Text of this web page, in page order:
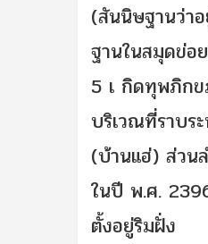
(สันนิษฐานว่า
ฐานในสมุดข่อ
5 เ กิดทุพภิกข
บริเวณที่ราบร
(บ้านแฮ่) ส่วน
ในปี พ.ศ.
ตั้งอยู่ริมฝั่ง